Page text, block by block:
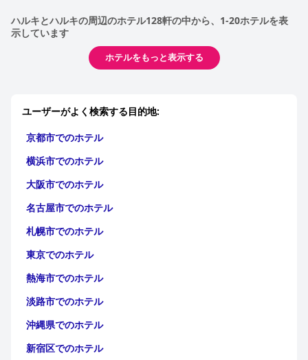
ハルキとハルキの周辺のホテル128軒の中から、1-20ホテルを表
示しています
ホテルをもっと表示する
ユーザーがよく検索する目的地:
京都市でのホテル
横浜市でのホテル
大阪市でのホテル
名古屋市でのホテル
札幌市でのホテル
東京でのホテル
熱海市でのホテル
淡路市でのホテル
沖縄県でのホテル
新宿区でのホテル